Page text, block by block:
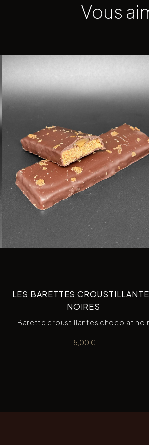
Vous
LES BARETTES
NOIRES
Barette croustillantes chocolat noir
15,00 €